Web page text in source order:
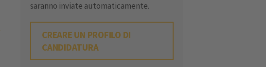
saranno inviate automaticamente.
CREARE UN PROFILO DI
CANDIDATURA